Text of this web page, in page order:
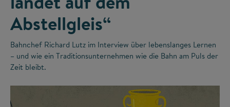
Abstellgleis“
Bahnchef Richard Lutz im Interview über lebenslanges Lernen
– und wie ein Traditionsunternehmen wie die Bahn am Puls der
Zeit bleibt.